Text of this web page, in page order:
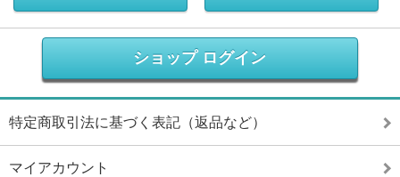
ショップ ログイン
特定商取引法に基づく表記（返品など）
マイアカウント